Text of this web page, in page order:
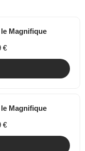
Magnifique
€
Magnifique
€